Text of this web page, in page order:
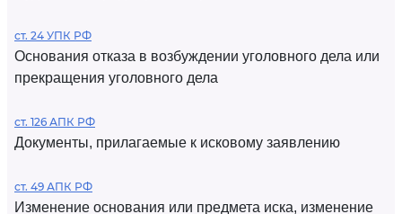
ст. 24 УПК РФ
Основания отказа в возбуждении уголовного дела или
прекращения уголовного дела
ст. 126 АПК РФ
Документы, прилагаемые к исковому заявлению
ст. 49 АПК РФ
Изменение основания или предмета иска, изменение